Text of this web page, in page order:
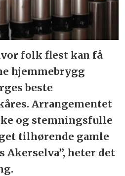
folk flest kan få
hjemmebrygg
beste
Arrangementet
og stemningsfulle
tilhørende gamle
Akerselva”, heter det